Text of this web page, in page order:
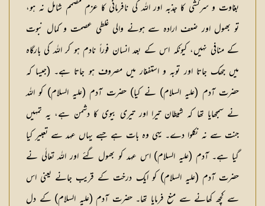
بغاوت و سرکشی کا جذبہ اور اللہ کی نافرمانی کا عزم مصمم شامل نہ ہو،
تو بھول اور ضعف ارادہ سے ہونے والی غلطی عصمت و کمال نبوت
کے منافی نہیں، کیونکہ اس کے بعد انسان فوراً نادم ہو کر اللہ کی بارگاہ
میں جھک جاتا اور توبہ و استفغار میں مصروف ہو جاتا ہے۔ (جیسا کہ
حضرت آدم (عليہ السلام) نے کیا) حضرت آدم (عليہ السلام) کو اللہ
نے سمجھایا تھا کہ شیطان تیرا اور تیری بیوی کا دشمن ہے، یہ تمہیں
جنت سے نہ نکلوا دے۔ یہی وہ بات ہے جسے یہاں عہد سے تعبیر کیا
گیا ہے۔ آدم (عليہ السلام) اس عہد کو بھول گئے اور اللہ تعالٰی نے
حضرت آدم (عليہ السلام) کو ایک درخت کے قریب جانے یعنی اس
سے کچھ کھانے سے منع فرمایا تھا۔ حضرت آدم (عليہ السلام) کے دل